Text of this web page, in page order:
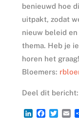
benieuwd hoe
uitpakt, zodat
nieuw beleid
thema. Heb je
horen het
Bloemers:
Deel dit bericht:
L
F
T
E